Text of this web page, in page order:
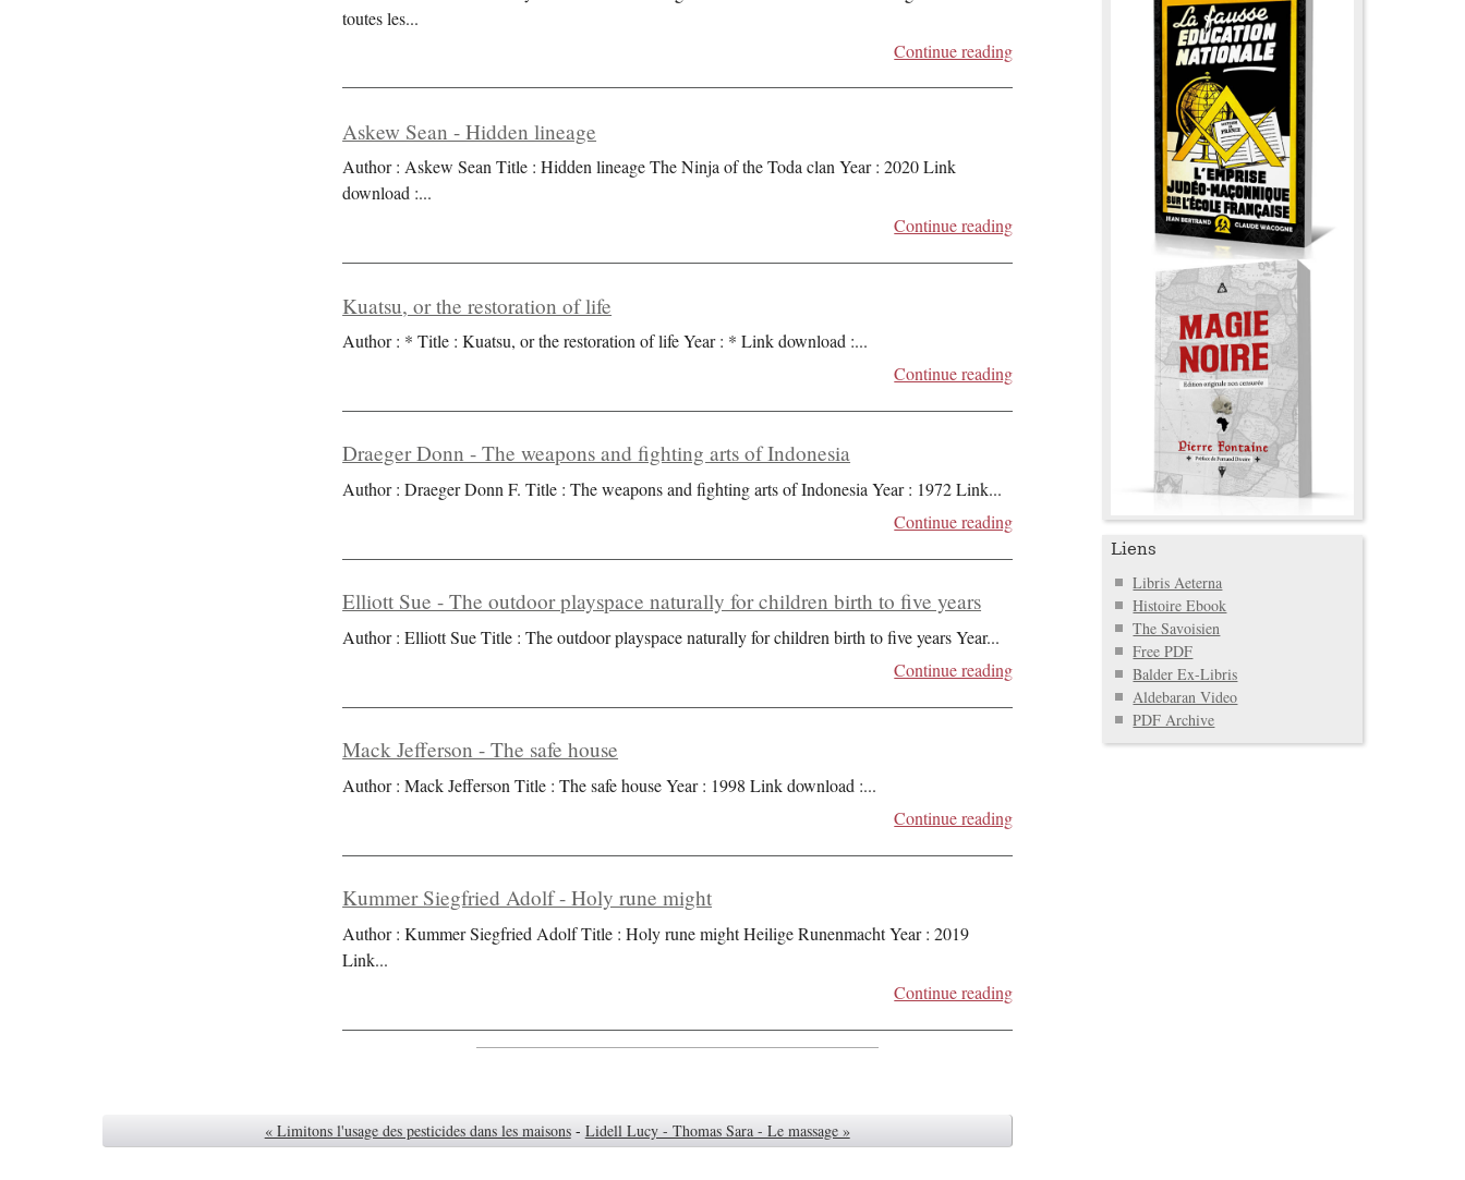
toutes les...
Continue reading
Askew Sean - Hidden lineage
Author : Askew Sean Title : Hidden lineage The Ninja of the Toda clan Year : 2020 Link
download :...
Continue reading
Kuatsu, or the restoration of life
Author : * Title : Kuatsu, or the restoration of life Year : * Link download :...
Continue reading
Draeger Donn - The weapons and fighting arts of Indonesia
Author : Draeger Donn F. Title : The weapons and fighting arts of Indonesia Year : 1972 Link...
Continue reading
Elliott Sue - The outdoor playspace naturally for children birth to five years
Author : Elliott Sue Title : The outdoor playspace naturally for children birth to five years Year...
Continue reading
Mack Jefferson - The safe house
Author : Mack Jefferson Title : The safe house Year : 1998 Link download :...
Continue reading
Kummer Siegfried Adolf - Holy rune might
Author : Kummer Siegfried Adolf Title : Holy rune might Heilige Runenmacht Year : 2019
Link...
Continue reading
« Limitons l'usage des pesticides dans les maisons - Lidell Lucy - Thomas Sara - Le massage »
Liens
Libris Aeterna
Histoire Ebook
The Savoisien
Free PDF
Balder Ex-Libris
Aldebaran Video
PDF Archive